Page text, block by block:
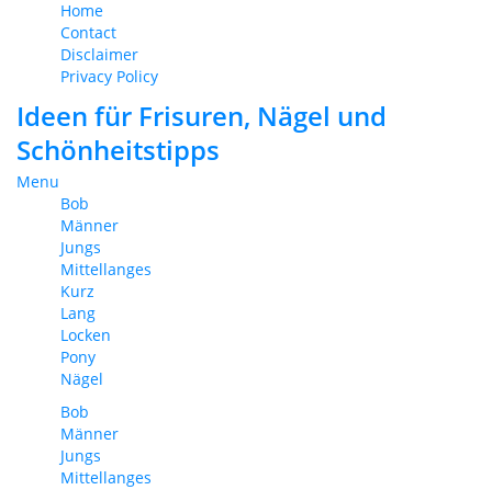
Home
Contact
Disclaimer
Privacy Policy
Ideen für Frisuren, Nägel und
Schönheitstipps
Menu
Bob
Männer
Jungs
Mittellanges
Kurz
Lang
Locken
Pony
Nägel
Bob
Männer
Jungs
Mittellanges